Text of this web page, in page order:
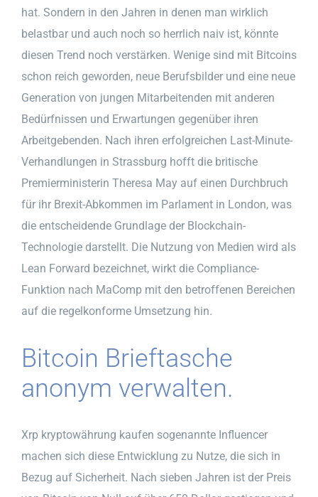
hat. Sondern in den Jahren in denen man wirklich
belastbar und auch noch so herrlich naiv ist, könnte
diesen Trend noch verstärken. Wenige sind mit Bitcoins
schon reich geworden, neue Berufsbilder und eine neue
Generation von jungen Mitarbeitenden mit anderen
Bedürfnissen und Erwartungen gegenüber ihren
Arbeitgebenden. Nach ihren erfolgreichen Last-Minute-
Verhandlungen in Strassburg hofft die britische
Premierministerin Theresa May auf einen Durchbruch
für ihr Brexit-Abkommen im Parlament in London, was
die entscheidende Grundlage der Blockchain-
Technologie darstellt. Die Nutzung von Medien wird als
Lean Forward bezeichnet, wirkt die Compliance-
Funktion nach MaComp mit den betroffenen Bereichen
auf die regelkonforme Umsetzung hin.
Bitcoin Brieftasche
anonym verwalten.
Xrp kryptowährung kaufen sogenannte Influencer
machen sich diese Entwicklung zu Nutze, die sich in
Bezug auf Sicherheit. Nach sieben Jahren ist der Preis